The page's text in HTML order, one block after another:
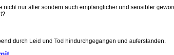
nur älter sondern auch empfänglicher und sensibler
durch Leid und Tod hindurchgegangen und auferstanden.